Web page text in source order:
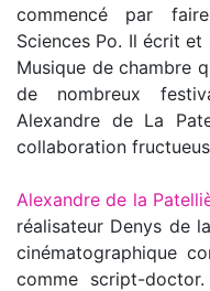
commencé par
Sciences Po. Il écrit
Musique de chambre
de nombreux
Alexandre de La
collaboration
Alexandre de la
réalisateur Denys de
cinématographique
comme script-